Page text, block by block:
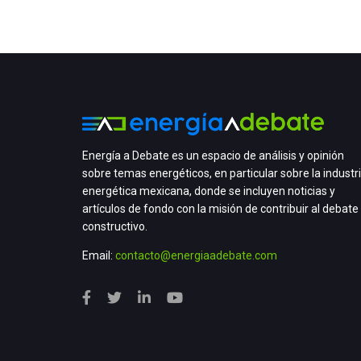
Energía a Debate es un espacio de análisis y opinión
sobre temas energéticos, en particular sobre la
energética mexicana, donde se incluyen noticias y
artículos de fondo con la misión de contribuir al debate
constructivo.
Email: contacto@energiaadebate.com